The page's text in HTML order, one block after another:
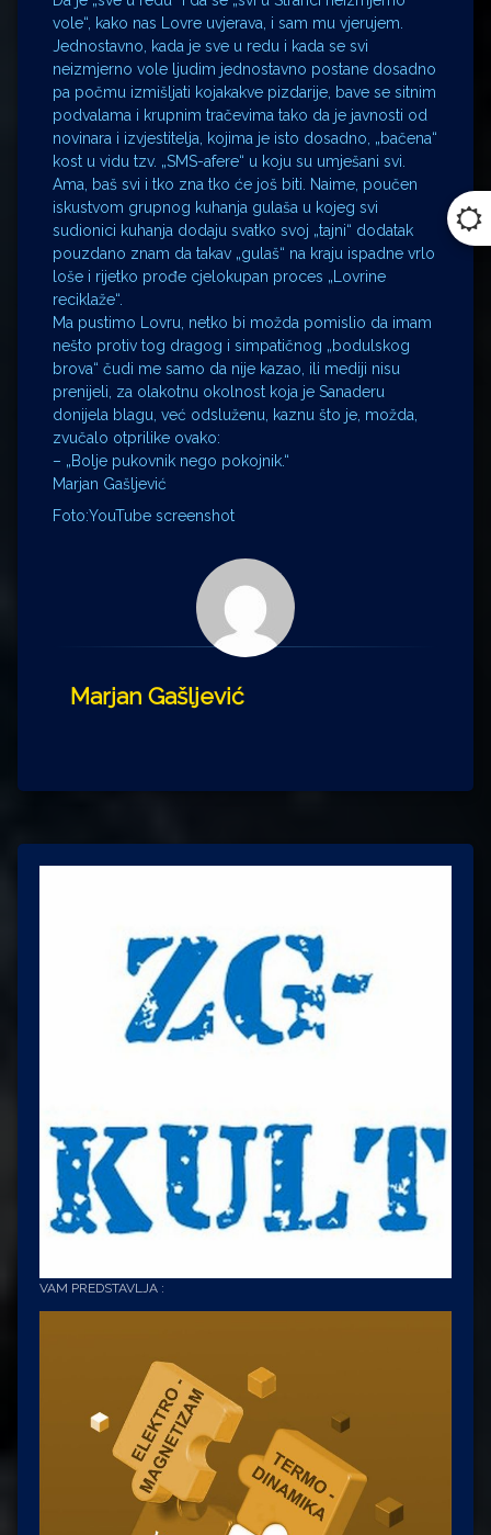
vole“, kako nas Lovre uvjerava, i sam mu vjerujem.
Jednostavno, kada je sve u redu i kada se svi
neizmjerno vole ljudim jednostavno postane dosadno
pa počmu izmišljati kojakakve pizdarije, bave se sitnim
podvalama i krupnim tračevima tako da je javnosti od
novinara i izvjestitelja, kojima je isto dosadno, „bačena“
kost u vidu tzv. „SMS-afere“ u koju su umješani svi.
Ama, baš svi i tko zna tko će još biti. Naime, poučen
iskustvom grupnog kuhanja gulaša u kojeg svi
sudionici kuhanja dodaju svatko svoj „tajni“ dodatak
pouzdano znam da takav „gulaš“ na kraju ispadne vrlo
loše i rijetko prođe cjelokupan proces „Lovrine
reciklaže“.
Ma pustimo Lovru, netko bi možda pomislio da imam
nešto protiv tog dragog i simpatičnog „bodulskog
brova“ čudi me samo da nije kazao, ili mediji nisu
prenijeli, za olakotnu okolnost koja je Sanaderu
donijela blagu, već odsluženu, kaznu što je, možda,
zvučalo otprilike ovako:
– „Bolje pukovnik nego pokojnik.“
Marjan Gašljević
Foto:YouTube screenshot
Marjan Gašljević
VAM PREDSTAVLJA :